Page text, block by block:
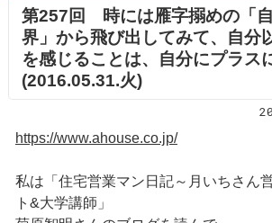
第257回 時には雁字搦めの「
界」から飛び出してみて、自分
を感じることは、自分にプラス
(2016.05.31.火)
https://www.ahouse.co.jp/
私は「住宅営業マン日記～月いちさん
ト&大学講師」